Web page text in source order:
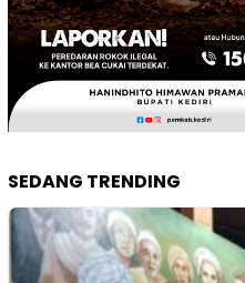
SEDANG TRENDING